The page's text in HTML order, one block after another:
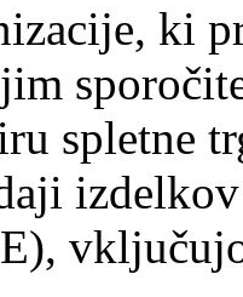
ki
spletne